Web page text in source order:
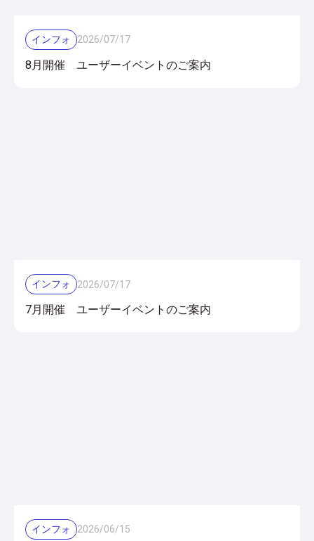
インフォ 2026/07/17
8月開催 ユーザーイベントのご案内
インフォ 2026/07/17
7月開催 ユーザーイベントのご案内
インフォ 2026/06/15